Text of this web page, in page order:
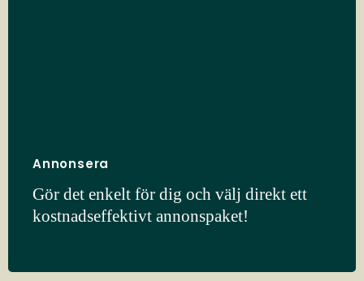
Annonsera
Gör det enkelt för dig och välj direkt ett
kostnadseffektivt annonspaket!